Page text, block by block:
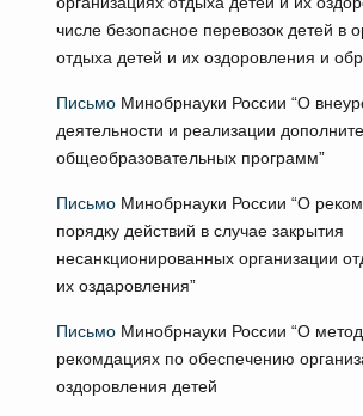
числе безопасное перевозок детей в
отдыха детей и их оздоровления и
ПисьмоМинобрнауки России “О
деятельности и реализации
общеобразовательных программ”
ПисьмоМинобрнауки России “О
порядку действий в случае закрытия
несанкционированных организации
их оздаровления”
ПисьмоМинобрнауки России “О
рекомдациях по обеспечению
оздоровления детей